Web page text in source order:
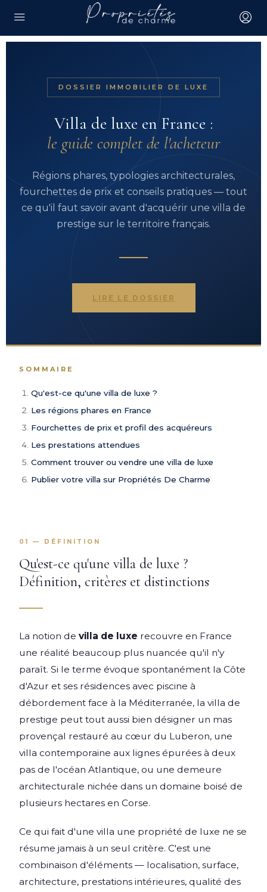
DOSSIER IMMOBILIER DE LUXE
Villa de luxe en France :
le guide complet de l'acheteur
Régions phares, typologies architecturales,
fourchettes de prix et conseils pratiques — tout
ce qu'il faut savoir avant d'acquérir une villa de
prestige sur le territoire français.
LIRE LE DOSSIER
SOMMAIRE
Qu'est-ce qu'une villa de luxe ?
Les régions phares en France
Fourchettes de prix et profil des acquéreurs
Les prestations attendues
Comment trouver ou vendre une villa de luxe
Publier votre villa sur Propriétés De Charme
01 — DÉFINITION
Qu'est-ce qu'une villa de luxe ?
Définition, critères et distinctions
La notion de villa de luxe recouvre en France
une réalité beaucoup plus nuancée qu'il n'y
paraît. Si le terme évoque spontanément la Côte
d'Azur et ses résidences avec piscine à
débordement face à la Méditerranée, la villa de
prestige peut tout aussi bien désigner un mas
provençal restauré au cœur du Luberon, une
villa contemporaine aux lignes épurées à deux
pas de l'océan Atlantique, ou une demeure
architecturale nichée dans un domaine boisé de
plusieurs hectares en Corse.
Ce qui fait d'une villa une propriété de luxe ne se
résume jamais à un seul critère. C'est une
combinaison d'éléments — localisation, surface,
architecture, prestations intérieures, qualité des